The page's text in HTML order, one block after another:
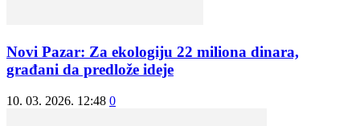
Novi Pazar: Za ekologiju 22 miliona dinara,
građani da predlože ideje
10. 03. 2026. 12:48 0